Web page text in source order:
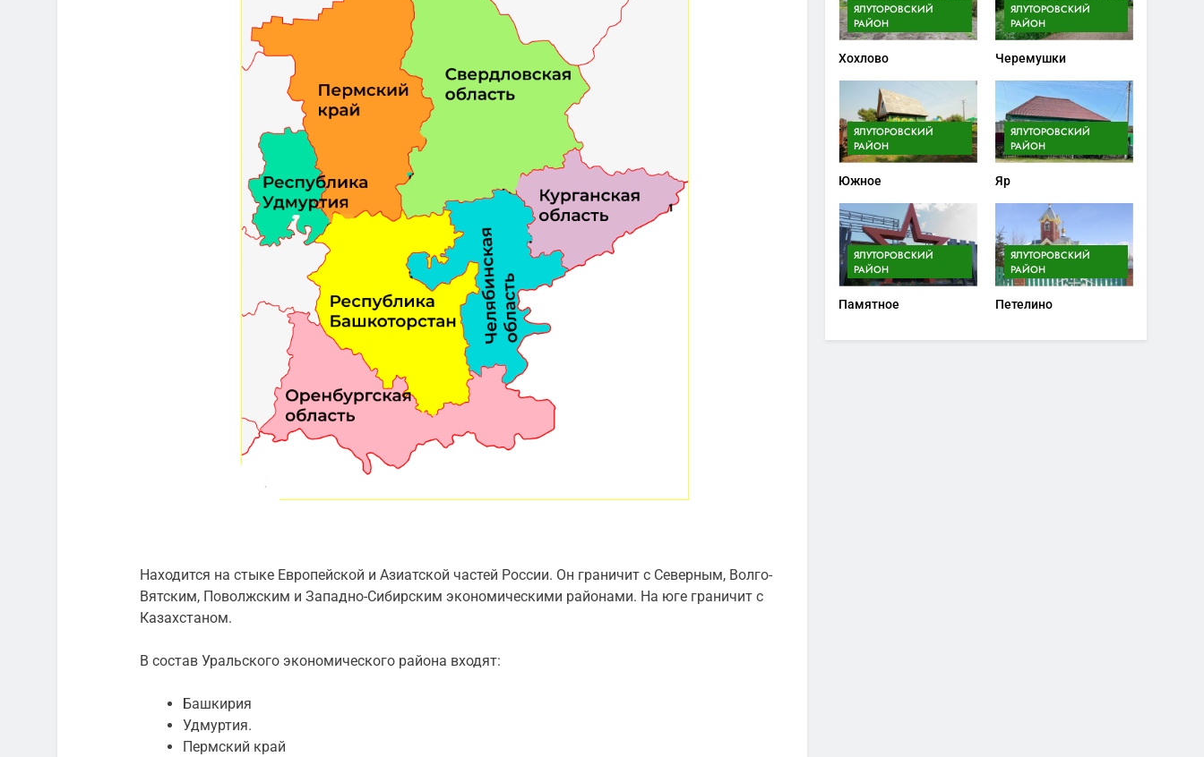
Находится на стыке Европейской и Азиатской частей России. Он граничит с Северным, Волго-
Вятским, Поволжским и Западно-Сибирским экономическими районами. На юге граничит с
Казахстаном.
В состав Уральского экономического района входят:
Башкирия
Удмуртия.
Пермский край
ЯЛУТОРОВСКИЙ
РАЙОН
Хохлово
ЯЛУТОРОВСКИЙ
РАЙОН
Черемушки
ЯЛУТОРОВСКИЙ
РАЙОН
Южное
ЯЛУТОРОВСКИЙ
РАЙОН
Яр
ЯЛУТОРОВСКИЙ
РАЙОН
Памятное
ЯЛУТОРОВСКИЙ
РАЙОН
Петелино